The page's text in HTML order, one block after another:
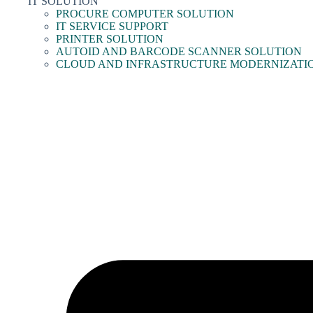
PROCURE COMPUTER SOLUTION
IT SERVICE SUPPORT
PRINTER SOLUTION
AUTOID AND BARCODE SCANNER SOLUTION
CLOUD AND INFRASTRUCTURE